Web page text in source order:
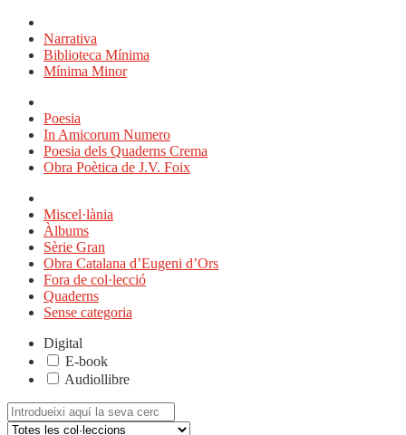
Narrativa
Biblioteca Mínima
Mínima Minor
Poesia
In Amicorum Numero
Poesia dels Quaderns Crema
Obra Poètica de J.V. Foix
Miscel·lània
Àlbums
Sèrie Gran
Obra Catalana d’Eugeni d’Ors
Fora de col·lecció
Quaderns
Sense categoria
Digital
E-book
Audiollibre
Cerca: